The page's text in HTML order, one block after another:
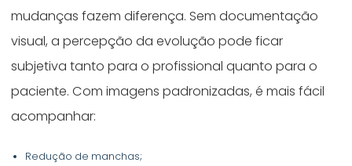
mudanças fazem diferença. Sem documentação
visual, a percepção da evolução pode ficar
subjetiva tanto para o profissional quanto para o
paciente. Com imagens padronizadas, é mais fácil
acompanhar:
Redução de manchas;